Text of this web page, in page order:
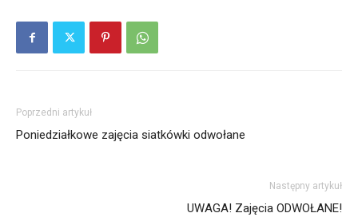
Poprzedni artykuł
Poniedziałkowe zajęcia siatkówki odwołane
Następny artykuł
UWAGA! Zajęcia ODWOŁANE!